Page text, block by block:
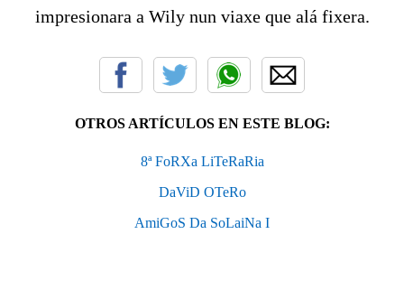
impresionara a Wily nun viaxe que alá fixera.
OTROS ARTÍCULOS EN ESTE BLOG:
8ª FoRXa LiTeRaRia
DaViD OTeRo
AmiGoS Da SoLaiNa I